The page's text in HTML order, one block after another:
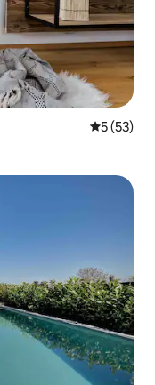
5 (53)